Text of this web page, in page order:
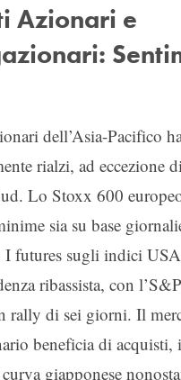
Azionari e
dell’Asia-Pacifico
rialzi, ad eccezione
Lo Stoxx 600
sia su base
I futures sugli indici
ribassista, con
rally di sei giorni. Il
beneficia di acquisti,
giapponese